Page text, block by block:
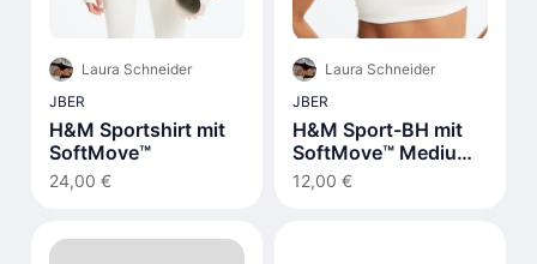
Laura Schneider
JBER
H&M Sportshirt mit
SoftMove™
24,00 €
Laura Schneider
JBER
H&M Sport-BH mit
SoftMove™ Medium
Support
12,00 €